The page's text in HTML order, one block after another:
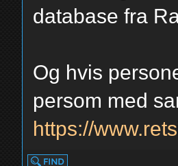
database fra
Og hvis
persom med
https://